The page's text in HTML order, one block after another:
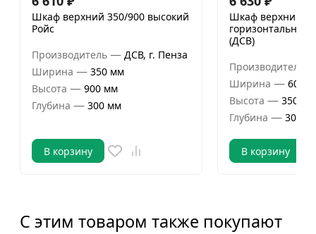
Шкаф верхний 350/900 высокий
Ройс
Производитель — ДСВ, г. Пенза
Ширина — 350 мм
Высота — 900 мм
Глубина — 300 мм
В корзину
Шкаф верхний
горизонтальный
(ДСВ)
Производитель
Ширина — 600
Высота — 350 мм
Глубина — 300
В корзину
С этим товаром также покупают